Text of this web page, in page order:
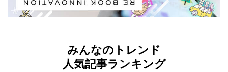
みんなのトレンド
人気記事ランキング